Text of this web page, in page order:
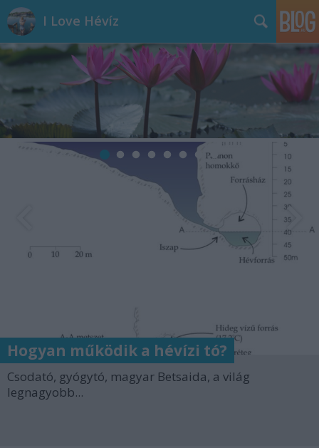
I Love Hévíz
Hogyan működik a hévízi tó?
Csodató, gyógytó, magyar Betsaida, a világ
legnagyobb...